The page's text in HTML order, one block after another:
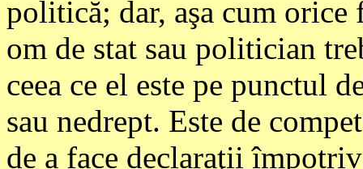
politică; dar, aşa cum orice
om de stat sau politician
ceea ce el este pe punctul
sau nedrept. Este de
de a face declaraţii